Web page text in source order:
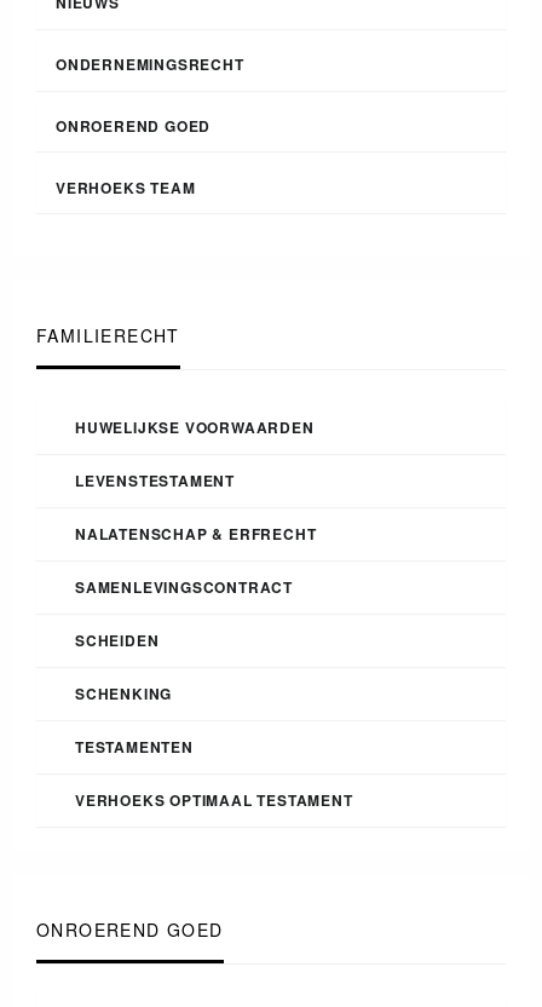
ONDERNEMINGSRECHT
ONROEREND GOED
VERHOEKS TEAM
FAMILIERECHT
HUWELIJKSE VOORWAARDEN
LEVENSTESTAMENT
NALATENSCHAP & ERFRECHT
SAMENLEVINGSCONTRACT
SCHEIDEN
SCHENKING
TESTAMENTEN
VERHOEKS OPTIMAAL TESTAMENT
ONROEREND GOED